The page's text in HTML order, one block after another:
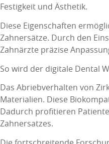
Festigkeit und Ästhetik.
Diese Eigenschaften
Zahnersätze. Durch den
Zahnärzte präzise
So wird der digitale Dental
Das Abriebverhalten von
Materialien. Diese
Dadurch profitieren
Zahnersatzes.